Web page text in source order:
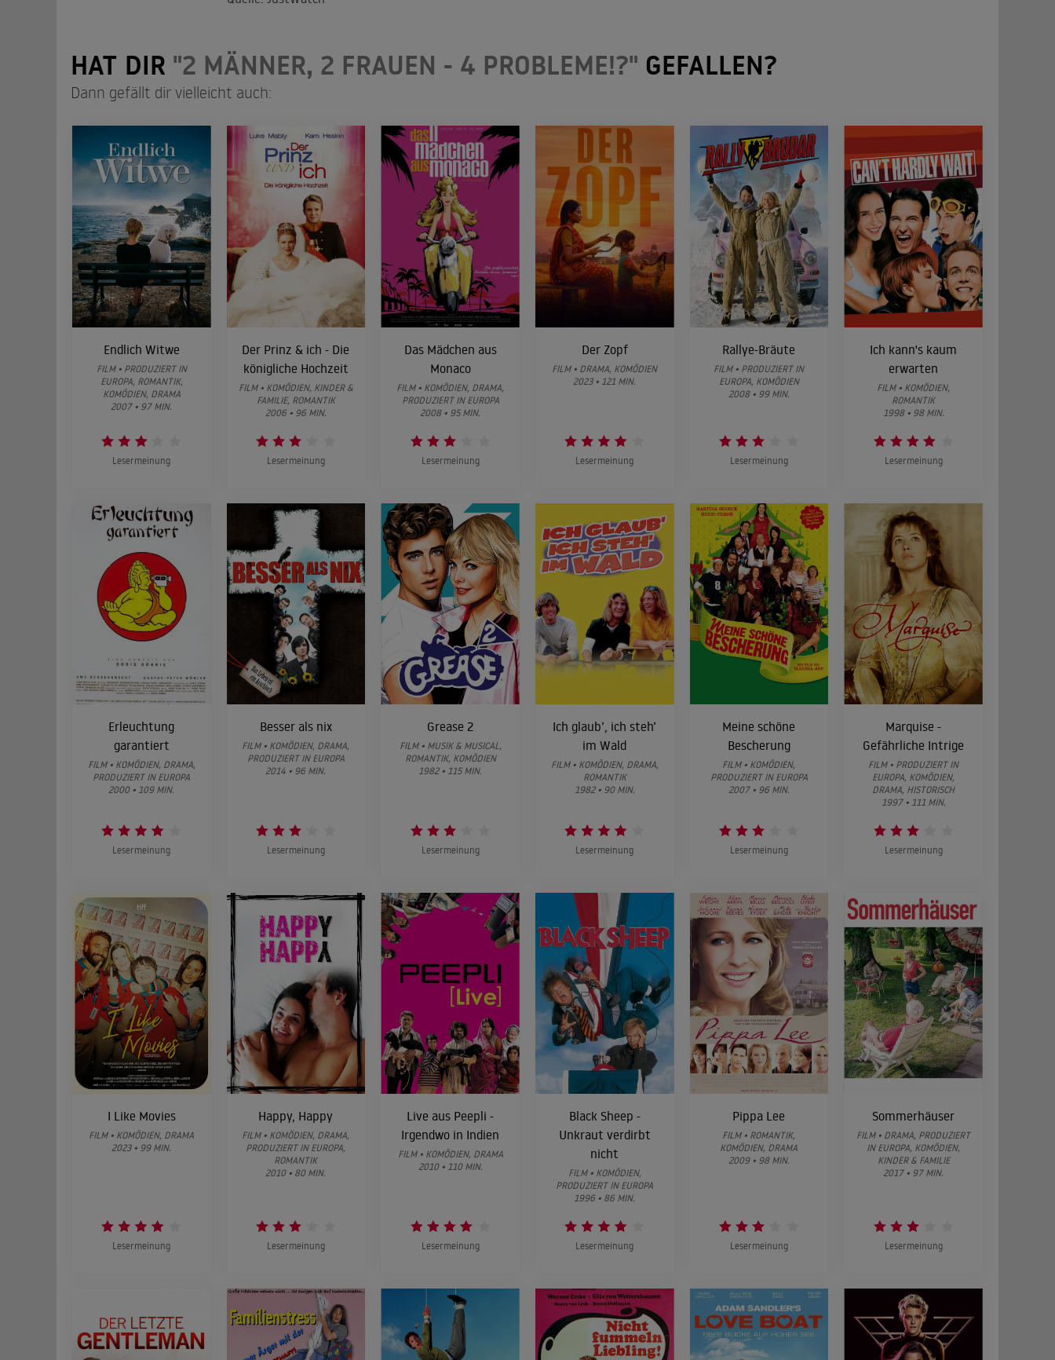
HAT DIR "2 MÄNNER, 2 FRAUEN - 4 PROBLEME!?" GEFALLEN?
Dann gefällt dir vielleicht auch:
Endlich Witwe
FILM • PRODUZIERT IN
EUROPA, ROMANTIK,
KOMÖDIEN, DRAMA
2007 • 97 MIN.
Lesermeinung
Der Prinz & ich - Die
königliche Hochzeit
FILM • KOMÖDIEN, KINDER &
FAMILIE, ROMANTIK
2006 • 96 MIN.
Lesermeinung
Das Mädchen aus
Monaco
FILM • KOMÖDIEN, DRAMA,
PRODUZIERT IN EUROPA
2008 • 95 MIN.
Lesermeinung
Der Zopf
FILM • DRAMA, KOMÖDIEN
2023 • 121 MIN.
Lesermeinung
Rallye-Bräute
FILM • PRODUZIERT IN
EUROPA, KOMÖDIEN
2008 • 99 MIN.
Lesermeinung
Ich kann's kaum
erwarten
FILM • KOMÖDIEN,
ROMANTIK
1998 • 98 MIN.
Lesermeinung
Erleuchtung
garantiert
FILM • KOMÖDIEN, DRAMA,
PRODUZIERT IN EUROPA
2000 • 109 MIN.
Lesermeinung
Besser als nix
FILM • KOMÖDIEN, DRAMA,
PRODUZIERT IN EUROPA
2014 • 96 MIN.
Lesermeinung
Grease 2
FILM • MUSIK & MUSICAL,
ROMANTIK, KOMÖDIEN
1982 • 115 MIN.
Lesermeinung
Ich glaub’, ich steh’
im Wald
FILM • KOMÖDIEN, DRAMA,
ROMANTIK
1982 • 90 MIN.
Lesermeinung
Meine schöne
Bescherung
FILM • KOMÖDIEN,
PRODUZIERT IN EUROPA
2007 • 96 MIN.
Lesermeinung
Marquise -
Gefährliche Intrige
FILM • PRODUZIERT IN
EUROPA, KOMÖDIEN,
DRAMA, HISTORISCH
1997 • 111 MIN.
Lesermeinung
I Like Movies
FILM • KOMÖDIEN, DRAMA
2023 • 99 MIN.
Lesermeinung
Happy, Happy
FILM • KOMÖDIEN, DRAMA,
PRODUZIERT IN EUROPA,
ROMANTIK
2010 • 80 MIN.
Lesermeinung
Live aus Peepli -
Irgendwo in Indien
FILM • KOMÖDIEN, DRAMA
2010 • 110 MIN.
Lesermeinung
Black Sheep -
Unkraut verdirbt
nicht
FILM • KOMÖDIEN,
PRODUZIERT IN EUROPA
1996 • 86 MIN.
Lesermeinung
Pippa Lee
FILM • ROMANTIK,
KOMÖDIEN, DRAMA
2009 • 98 MIN.
Lesermeinung
Sommerhäuser
FILM • DRAMA, PRODUZIERT
IN EUROPA, KOMÖDIEN,
KINDER & FAMILIE
2017 • 97 MIN.
Lesermeinung